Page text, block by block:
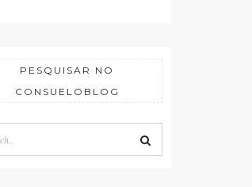
PESQUISAR NO
CONSUELOBLOG